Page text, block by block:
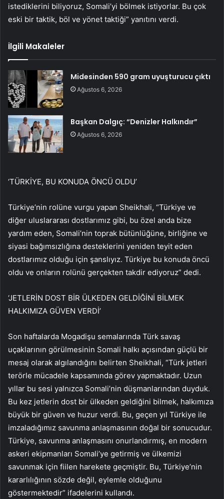
istediklerini biliyoruz, Somali’yi bölmek istiyorlar. Bu çok
eski bir taktik, böl ve yönet taktiği” yanıtını verdi.
İlgili Makaleler
Midesinden 590 gram uyuşturucu çıktı
Ağustos 6, 2026
Başkan Dalgıç: “Denizler Halkındır”
Ağustos 6, 2026
‘TÜRKİYE, BU KONUDA ÖNCÜ OLDU’
Türkiye’nin rolüne vurgu yapan Sheikhali, “Türkiye ve
diğer uluslararası dostlarımız gibi, bu özel anda bize
yardım eden, Somali’nin toprak bütünlüğüne, birliğine ve
siyasi bağımsızlığına desteklerini yeniden teyit eden
dostlarımız olduğu için şanslıyız. Türkiye bu konuda öncü
oldu ve onların rolünü gerçekten takdir ediyoruz” dedi.
‘JETLERİN DOST BİR ÜLKEDEN GELDİĞİNİ BİLMEK
HALKIMIZA GÜVEN VERDİ’
Son haftalarda Mogadişu semalarında Türk savaş
uçaklarının görülmesinin Somali halkı açısından güçlü bir
mesaj olarak algılandığını belirten Sheikhali, “Türk jetleri
terörle mücadele kapsamında görev yapmaktadır. Uzun
yıllar bu sesi yalnızca Somali’nin düşmanlarından duyduk.
Bu kez jetlerin dost bir ülkeden geldiğini bilmek, halkımıza
büyük bir güven ve huzur verdi. Bu, geçen yıl Türkiye ile
imzaladığımız savunma anlaşmasının doğal bir sonucudur.
Türkiye, savunma anlaşmasını onurlandırmış, en modern
askeri ekipmanları Somali’ye getirmiş ve ülkemizi
savunmak için fiilen harekete geçmiştir. Bu, Türkiye’nin
kararlılığının sözde değil, eylemle olduğunu
göstermektedir” ifadelerini kullandı.